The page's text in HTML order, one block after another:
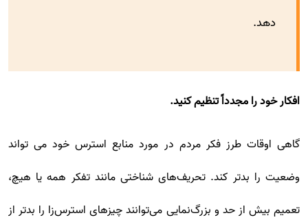
دهد.
افکار خود را مجدداً تنظیم کنید.
گاهی اوقات طرز فکر مردم در مورد منابع استرس خود می تواند
وضعیت را بدتر کند. تحریف‌های شناختی مانند تفکر همه یا هیچ،
تعمیم بیش از حد و بزرگ‌نمایی می‌توانند چیزهای استرس‌زا را بدتر از